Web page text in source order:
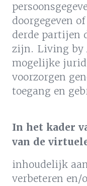
doorgegeven
derde partijen
zijn. Living by
mogelijke
voorzorgen
toegang en
In het kader
van de
inhoudelijk
verbeteren en/